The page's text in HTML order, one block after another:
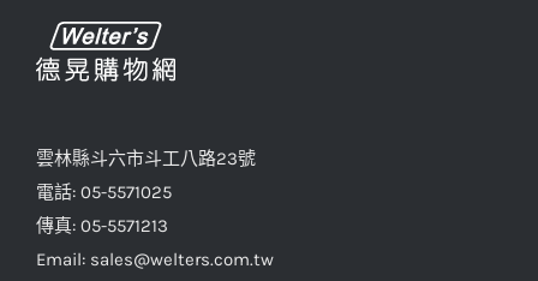
雲林縣斗六市斗工八路23號
電話: 05-5571025
傳真: 05-5571213
Email: sales@welters.com.tw